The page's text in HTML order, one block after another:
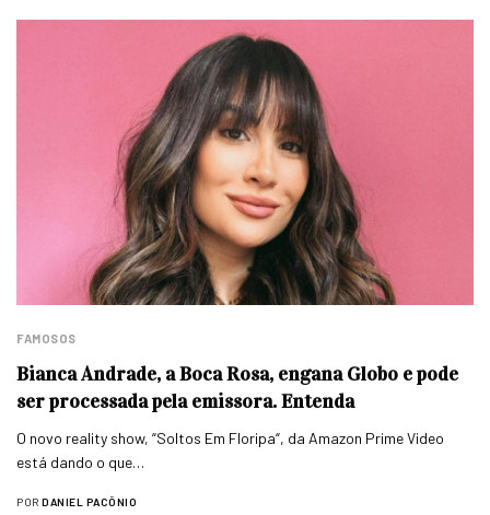
FAMOSOS
Bianca Andrade, a Boca Rosa, engana Globo e pode
ser processada pela emissora. Entenda
O novo reality show, “Soltos Em Floripa“, da Amazon Prime Video
está dando o que…
POR DANIEL PACÔNIO